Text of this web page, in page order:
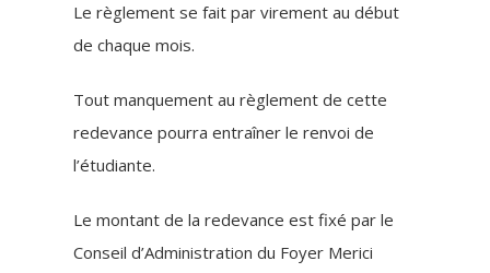
Le règlement se fait par virement au début
de chaque mois.
Tout manquement au règlement de cette
redevance pourra entraîner le renvoi de
l’étudiante.
Le montant de la redevance est fixé par le
Conseil d’Administration du Foyer Merici